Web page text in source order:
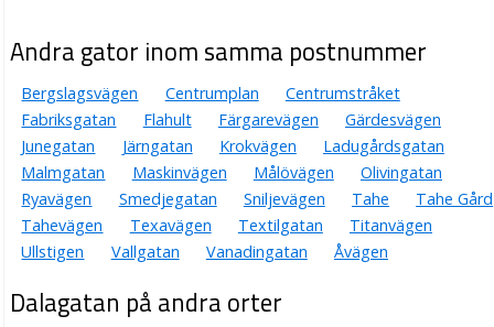
Andra gator inom samma postnummer
Bergslagsvägen Centrumplan
Centrumstråket
Fabriksgatan
Flahult Färgarevägen
Gärdesvägen
Junegatan
Järngatan Krokvägen
Ladugårdsgatan
Malmgatan
Maskinvägen Målövägen
Olivingatan
Ryavägen
Smedjegatan Sniljevägen Tahe
Tahe Gård
Tahevägen
Texavägen Textilgatan
Titanvägen
Ullstigen
Vallgatan Vanadingatan Åvägen
Dalagatan på andra orter